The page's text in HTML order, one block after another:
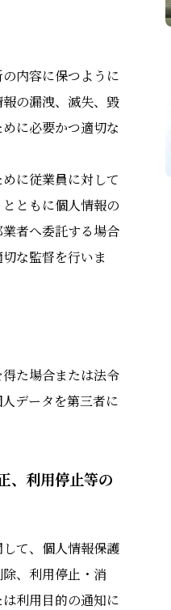
内容に保つように
の漏洩、滅失、毀
に必要かつ適切な
に従業員に対して
ともに個⼈情報の
者へ委託する場合
な監督を⾏いま
た場合または法令
データを第三者に
、利⽤停⽌等の
て、個⼈情報保護
、利⽤停⽌・消
利⽤⽬的の通知に